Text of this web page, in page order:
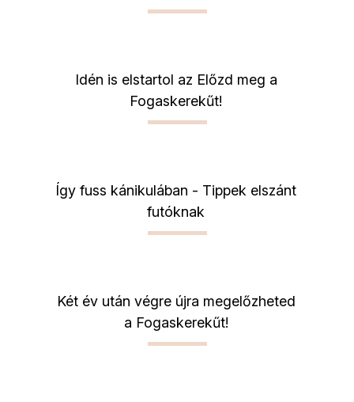
Idén is elstartol az Előzd meg a
Fogaskerekűt!
Így fuss kánikulában - Tippek elszánt
futóknak
Két év után végre újra megelőzheted
a Fogaskerekűt!